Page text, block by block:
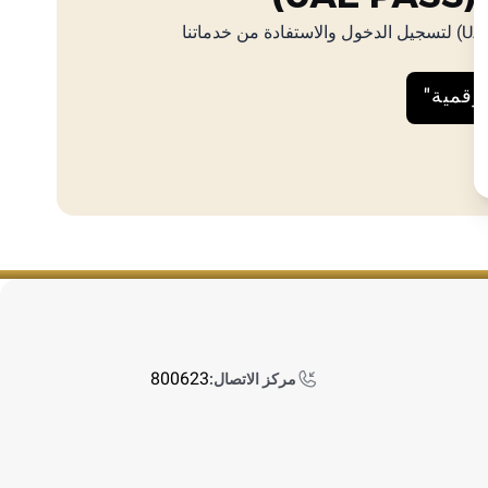
يجب أن يكون لديك هوية رقمية (UAE PASS) لتسجيل الدخول والاستفادة من خدماتنا
مركز الاتصال:800623